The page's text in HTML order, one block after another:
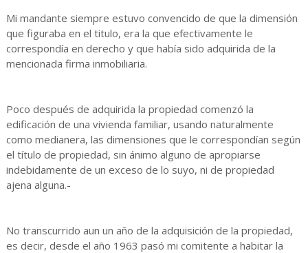
Mi mandante siempre estuvo convencido de que la dimensión
que figuraba en el titulo, era la que efectivamente le
correspondía en derecho y que había sido adquirida de la
mencionada firma inmobiliaria.
Poco después de adquirida la propiedad comenzó la
edificación de una vivienda familiar, usando naturalmente
como medianera, las dimensiones que le correspondían según
el título de propiedad, sin ánimo alguno de apropiarse
indebidamente de un exceso de lo suyo, ni de propiedad
ajena alguna.-
No transcurrido aun un año de la adquisición de la propiedad,
es decir, desde el año 1963 pasó mi comitente a habitar la